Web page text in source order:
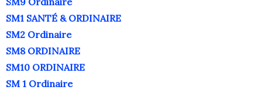
SM1 SANTÉ & ORDINAIRE
SM2 Ordinaire
SM8 ORDINAIRE
SM10 ORDINAIRE
SM 1 Ordinaire